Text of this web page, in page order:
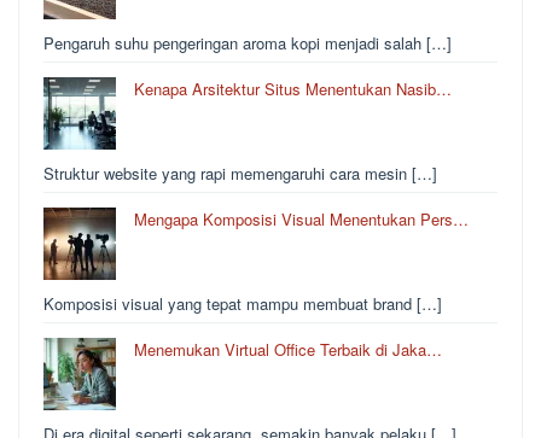
Pengaruh suhu pengeringan aroma kopi menjadi salah […]
Kenapa Arsitektur Situs Menentukan Nasib…
Struktur website yang rapi memengaruhi cara mesin […]
Mengapa Komposisi Visual Menentukan Pers…
Komposisi visual yang tepat mampu membuat brand […]
Menemukan Virtual Office Terbaik di Jaka…